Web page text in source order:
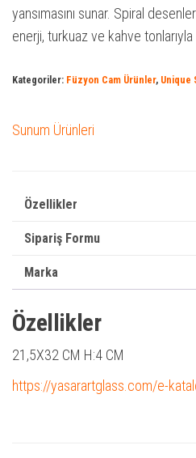
yansımasını sunar. Spiral
enerji, turkuaz ve kahve
Kategoriler: Füzyon Cam Ürünler, Unique
Sunum Ürünleri
Özellikler
Sipariş Formu
Marka
Özellikler
21,5X32 CM H:4 CM
https://yasarartglass.com/e-